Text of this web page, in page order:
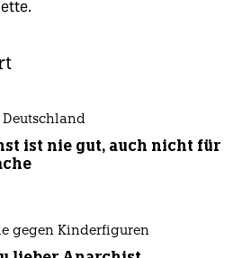
ist nie gut, auch nicht für
gegen Kinderfiguren